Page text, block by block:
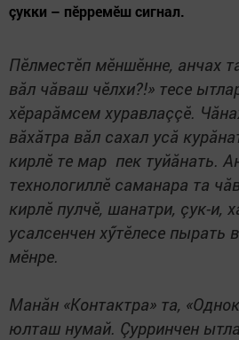
çукки – пӗрремӗш сигнал.
Пӗлместӗп мӗншӗнне, анчах
вăл чăваш чӗлхи?!» тесе
хӗрарăмсем хуравлаççӗ.
вăхăтра вăл сахал усă
кирлӗ те мар пек туйăнать.
технологиллӗ саманара та
кирлӗ пулчӗ, шанатри, çук-и,
усалсенчен хӳтӗлесе пырать
мӗнре.
Манăн «Контактра» та,
юлташ нумай. Çурринчен